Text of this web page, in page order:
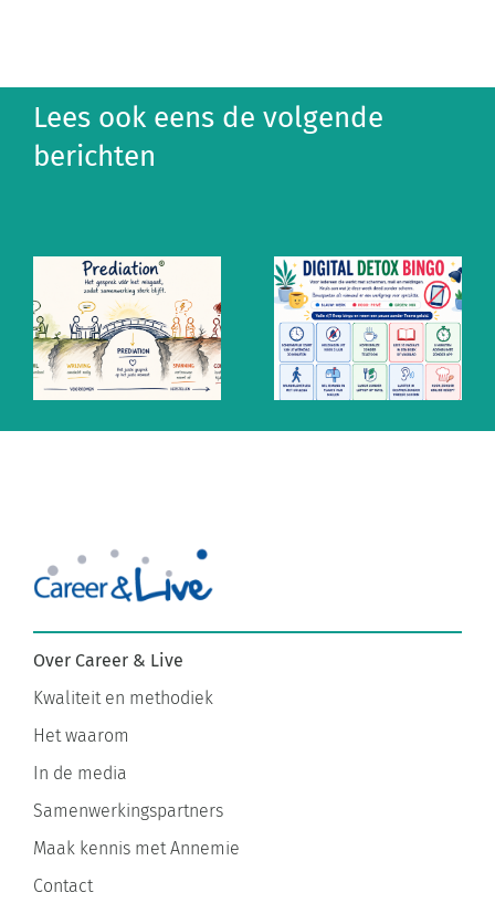
Lees ook eens de volgende
berichten
Altijd aan
staan? De
mythe van
snel
Ontzempic:
de mentale
prik tegen
altijd
Over Career & Live
Kwaliteit en methodiek
Het waarom
In de media
Samenwerkingspartners
Maak kennis met Annemie
Contact